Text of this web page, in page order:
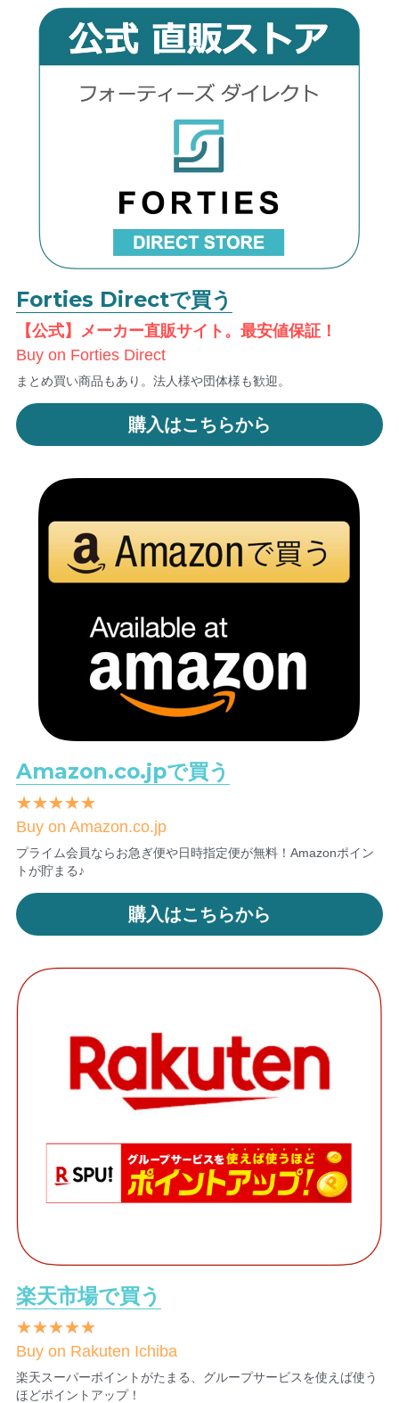
Forties Directで買う
【公式】メーカー直販サイト。最安値保証！
Buy on Forties Direct
まとめ買い商品もあり。法人様や団体様も歓迎。
購入はこちらから
Amazon.co.jpで買う
★★★★★
Buy on Amazon.co.jp
プライム会員ならお急ぎ便や日時指定便が無料！Amazonポイン
トが貯まる♪
購入はこちらから
楽天市場で買う
★★★★★
Buy on Rakuten Ichiba
楽天スーパーポイントがたまる、グループサービスを使えば使う
ほどポイントアップ！